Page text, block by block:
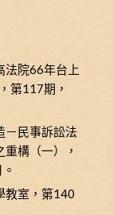
法院66年台上
第117期，
－民事訴訟法
構（一），
教室，第140